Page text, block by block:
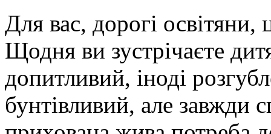
Для вас, дорогі
Щодня ви зустрічаєте
допитливий, іноді
бунтівливий, але завжди